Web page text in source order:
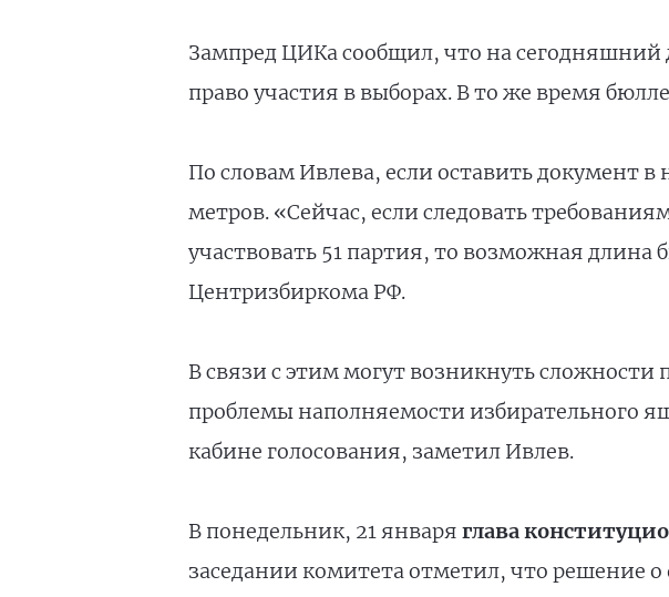
Зампред ЦИКа сообщил, что на сегодняшний
право участия в выборах. В то же время
По словам Ивлева, если оставить документ
метров. «Сейчас, если следовать
участвовать 51 партия, то возможная
Центризбиркома РФ.
В связи с этим могут возникнуть
проблемы наполняемости избирательного
кабине голосования, заметил Ивлев.
В понедельник, 21 января глава
заседании комитета отметил, что решение